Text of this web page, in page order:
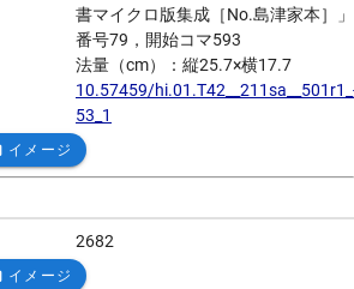
書マイクロ版集成［No.島津家本］
番号79，開始コマ593
法量（cm）：縦25.7×横17.7
10.57459/
53_1
イメージ
2682
イメージ